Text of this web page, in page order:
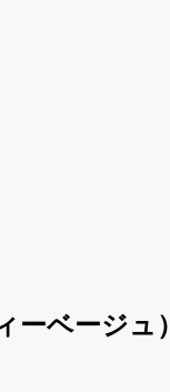
ーベージュ）